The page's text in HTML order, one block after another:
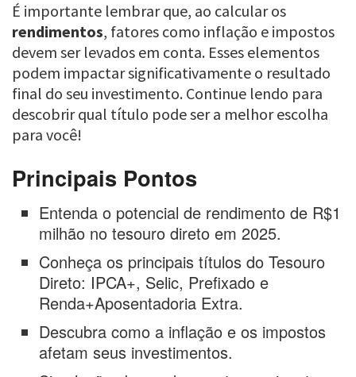
É importante lembrar que, ao calcular os
rendimentos, fatores como inflação e impostos
devem ser levados em conta. Esses elementos
podem impactar significativamente o resultado
final do seu investimento. Continue lendo para
descobrir qual título pode ser a melhor escolha
para você!
Principais Pontos
Entenda o potencial de rendimento de R$1
milhão no tesouro direto em 2025.
Conheça os principais títulos do Tesouro
Direto: IPCA+, Selic, Prefixado e
Renda+Aposentadoria Extra.
Descubra como a inflação e os impostos
afetam seus investimentos.